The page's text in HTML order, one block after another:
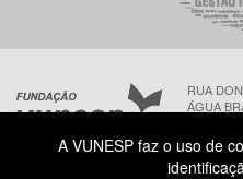
RUA
ÁGUA
A VUNESP faz o uso de